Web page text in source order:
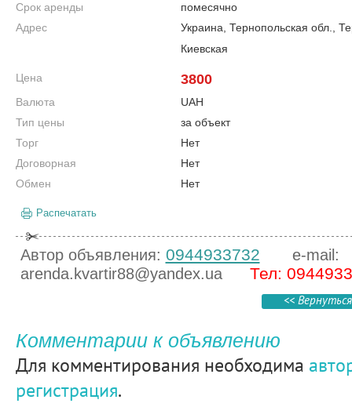
Срок аренды
помесячно
Адрес
Украина, Тернопольская обл.,
Киевская
Цена 3800
Валюта
UAH
Тип цены
за объект
Торг
Нет
Договорная
Нет
Обмен
Нет
Распечатать
Автор объявления: 0944933732
e-mail:
arenda.kvartir88@yandex.ua
Тел:
<<
Комментарии к объявлению
Для комментирования необходима
регистрация.